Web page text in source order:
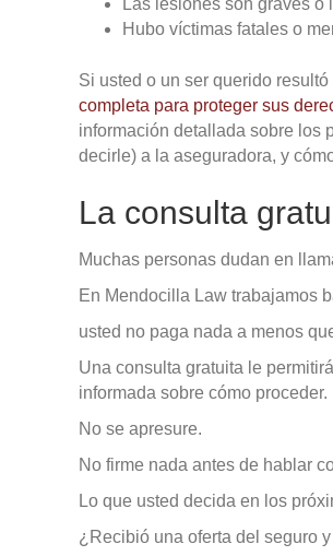
Hubo víctimas fatales o
Si usted o un ser querido
completa para proteger sus
información detallada sobre los
decirle) a la aseguradora, y
La consulta
Muchas personas dudan en
En Mendocilla Law trabajamos
usted no paga nada a menos
Una consulta gratuita le
informada sobre cómo proceder.
No se apresure.
No firme nada antes de hablar
Lo que usted decida en los
¿Recibió una oferta del seguro